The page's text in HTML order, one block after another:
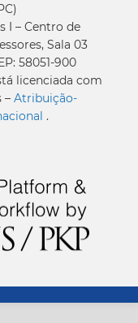
I – Centro de
Sala 03
58051-900
licenciada com
– Atribuição-
.